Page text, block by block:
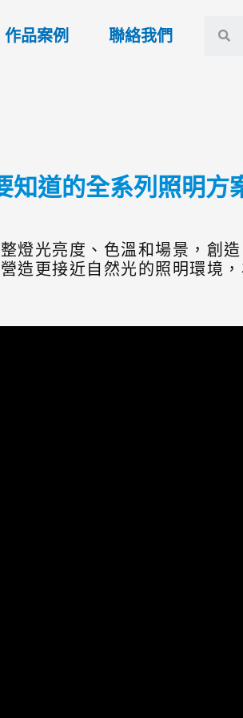
作品案例 聯絡我們
知道的全系列照明方
燈光亮度、色溫和場景，創
造更接近自然光的照明環境